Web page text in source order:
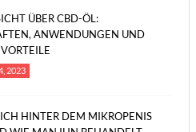
ÜBER CBD-ÖL:
ANWENDUNGEN UND
2023
HINTER DEM MIKROPENIS